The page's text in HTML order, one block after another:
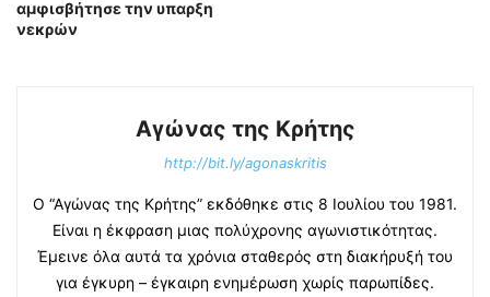
αμφισβήτησε την υπαρξη
νεκρών
Αγώνας της Κρήτης
http://bit.ly/agonaskritis
Ο “Αγώνας της Κρήτης” εκδόθηκε στις 8 Ιουλίου του 1981.
Είναι η έκφραση μιας πολύχρονης αγωνιστικότητας.
Έμεινε όλα αυτά τα χρόνια σταθερός στη διακήρυξή του
για έγκυρη – έγκαιρη ενημέρωση χωρίς παρωπίδες.